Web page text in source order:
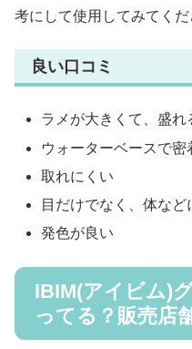
考にして使用してみてくだ
良い口コミ
ラメが大きくて、盛れ
ウォーターベースで密
取れにくい
目だけでなく、体など
発色が良い
IBIM(アイビム)
ってる？販売店